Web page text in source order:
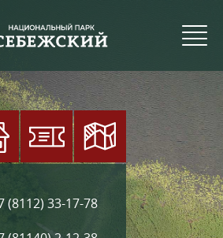
(8112) 33-17-78